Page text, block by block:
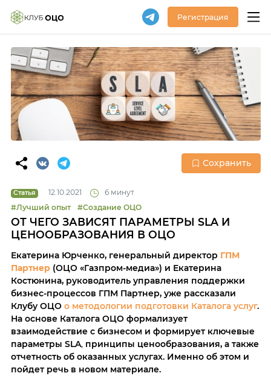
Регистрация
Сохранить
Статья 12.10.2021
6 минут
#Лучший опыт
#Создание ОЦО
ОТ ЧЕГО ЗАВИСЯТ ПАРАМЕТРЫ SLA И
ЦЕНООБРАЗОВАНИЯ В ОЦО
Екатерина Юрченко, генеральный директор ГПМ
Партнер(ОЦО «Газпром-медиа») и Екатерина
Костюнина, руководитель управления поддержки
бизнес-процессов ГПМ Партнер, уже рассказали
Клубу ОЦО о методологии подготовки Каталога услуг.
На основе Каталога ОЦО формализует
взаимодействие с бизнесом и формирует ключевые
параметры SLA, принципы ценообразования, а также
отчетность об оказанных услугах. Именно об этом и
пойдет речь в новом материале.